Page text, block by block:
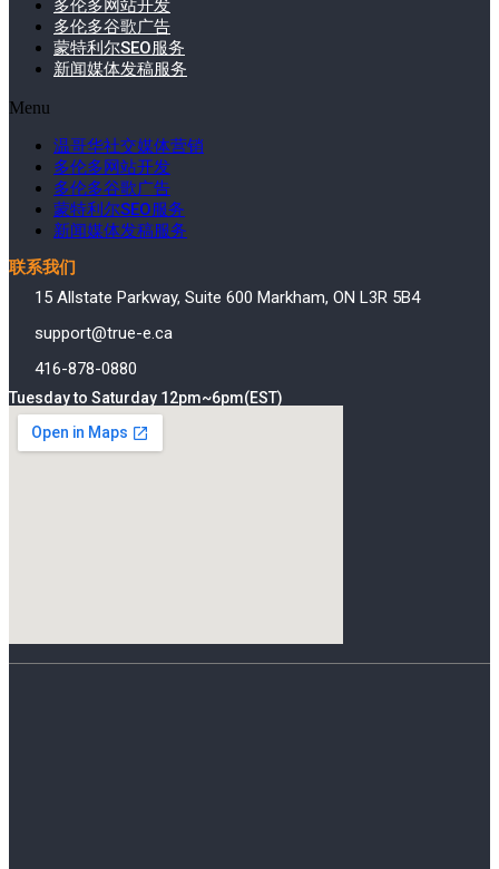
多伦多网站开发
多伦多谷歌广告
蒙特利尔SEO服务
新闻媒体发稿服务
Menu
温哥华社交媒体营销
多伦多网站开发
多伦多谷歌广告
蒙特利尔SEO服务
新闻媒体发稿服务
联系我们
15 Allstate Parkway, Suite 600 Markham, ON L3R 5B4
support@true-e.ca
416-878-0880
Tuesday to Saturday 12pm~6pm(EST)